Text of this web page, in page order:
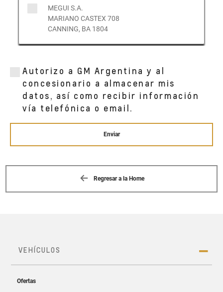
MEGUI S.A.
MARIANO CASTEX 708
CANNING, BA 1804
Autorizo a GM Argentina y al
concesionario a almacenar mis
datos, así como recibir información
vía telefónica o email.
Enviar
Regresar a la Home